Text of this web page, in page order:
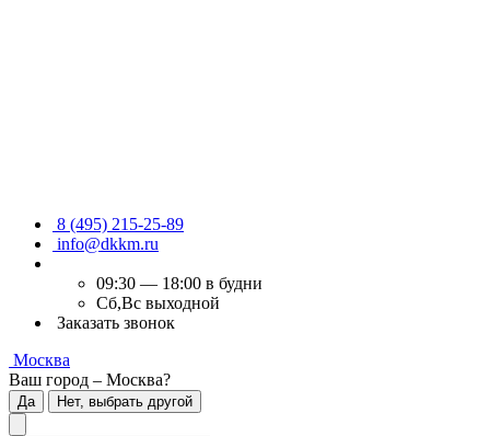
8 (495) 215-25-89
info@dkkm.ru
09:30 — 18:00 в будни
Сб,Вс выходной
Заказать звонок
Москва
Ваш город – Москва?
Да Нет, выбрать другой